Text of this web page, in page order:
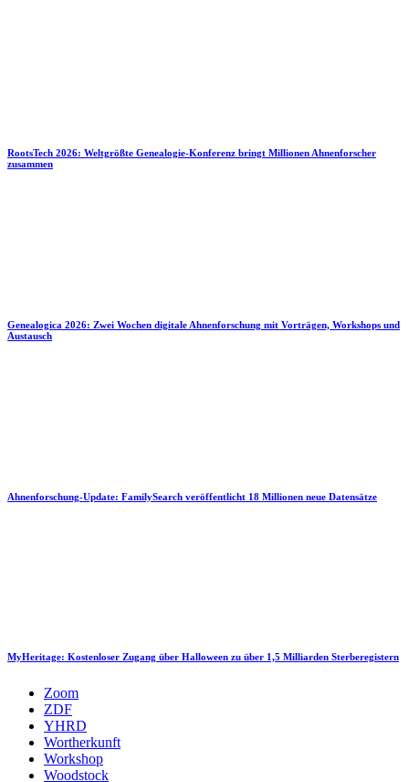
RootsTech 2026: Weltgrößte Genealogie-Konferenz bringt Millionen Ahnenforscher
zusammen
Genealogica 2026: Zwei Wochen digitale Ahnenforschung mit Vorträgen, Workshops und
Austausch
Ahnenforschung-Update: FamilySearch veröffentlicht 18 Millionen neue Datensätze
MyHeritage: Kostenloser Zugang über Halloween zu über 1,5 Milliarden Sterberegistern
Zoom
ZDF
YHRD
Wortherkunft
Workshop
Woodstock